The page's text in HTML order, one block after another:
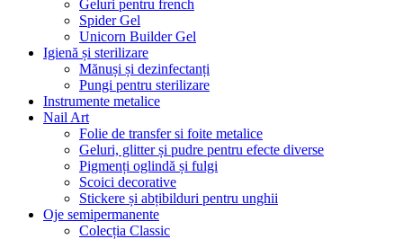
Geluri pentru french
Spider Gel
Unicorn Builder Gel
Igienă și sterilizare
Mănuși și dezinfectanți
Pungi pentru sterilizare
Instrumente metalice
Nail Art
Folie de transfer si foite metalice
Geluri, glitter și pudre pentru efecte diverse
Pigmenți oglindă și fulgi
Scoici decorative
Stickere și abțibilduri pentru unghii
Oje semipermanente
Colecția Classic